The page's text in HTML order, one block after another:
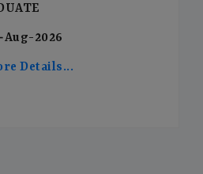
Aug-2026
Details...